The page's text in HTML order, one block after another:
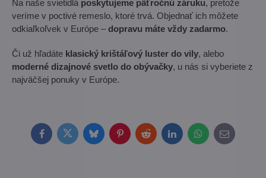
Na naše svietidlá poskytujeme päťročnú záruku, pretože
veríme v poctivé remeslo, ktoré trvá. Objednať ich môžete
odkiaľkoľvek v Európe –dopravu máte vždy zadarmo.
Či už hľadáte klasický krištáľový luster do vily, alebo
moderné dizajnové svetlo do obývačky, u nás si vyberiete z
najväčšej ponuky v Európe.
FacebookTwitterBlueskyPinterestRedditLinkedInWhatsApp
E-
mail